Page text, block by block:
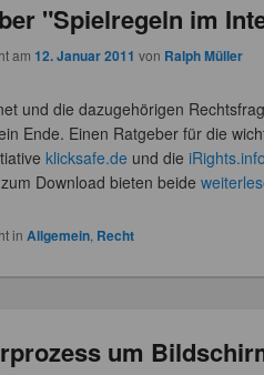
"Spielregeln im
am12. Januar 2011 von Ralph Müller
und die dazugehörigen
Ende. Einen Ratgeber für die
klicksafe.de und die iRights.info
Download bieten beide
in Allgemein Recht
um